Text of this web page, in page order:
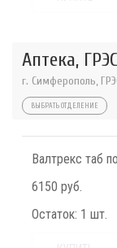
Аптека,
г. Симферополь,
ВЫБРАТЬ ОТДЕЛЕНИЕ
Валтрекс таб
6150 руб.
Остаток: 1 шт.